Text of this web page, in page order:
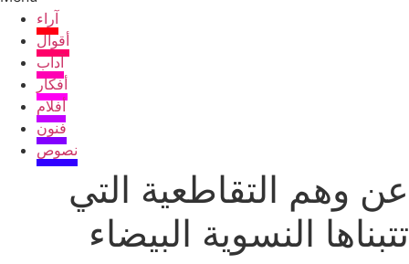
آراء
أقوال
آداب
أفكار
أفلام
فنون
نصوص
عن وهم التقاطعية التي
تتبناها النسوية البيضاء